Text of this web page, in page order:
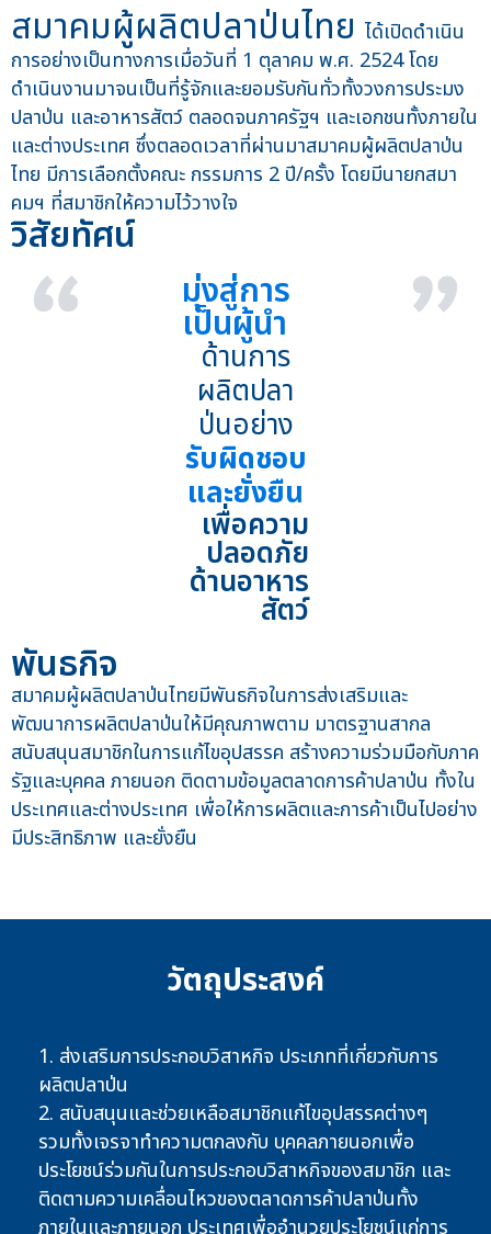
สมาคมผู้ผลิตปลาป่นไทย ได้เปิดดำเนิน
การอย่างเป็นทางการเมื่อวันที่ 1 ตุลาคม พ.ศ. 2524 โดย
ดำเนินงานมาจนเป็นที่รู้จักและยอมรับกันทั่วทั้งวงการประมง
ปลาป่น และอาหารสัตว์ ตลอดจนภาครัฐฯ และเอกชนทั้งภายใน
และต่างประเทศ ซึ่งตลอดเวลาที่ผ่านมาสมาคมผู้ผลิตปลาป่น
ไทย มีการเลือกตั้งคณะ กรรมการ 2 ปี/ครั้ง โดยมีนายกสมา
คมฯ ที่สมาชิกให้ความไว้วางใจ
วิสัยทัศน์​
มุ่งสู่การ
เป็นผู้นำ
ด้านการ
ผลิตปลา
ป่นอย่าง
รับผิดชอบ
และยั่งยืน
เพื่อความ
ปลอดภัย
ด้านอาหาร
สัตว์​
พันธกิจ
สมาคมผู้ผลิตปลาป่นไทยมีพันธกิจในการส่งเสริมและ
พัฒนาการผลิตปลาป่นให้มีคุณภาพตาม มาตรฐานสากล
สนับสนุนสมาชิกในการแก้ไขอุปสรรค สร้างความร่วมมือกับภาค
รัฐและบุคคล ภายนอก ติดตามข้อมูลตลาดการค้าปลาป่น ทั้งใน
ประเทศและต่างประเทศ เพื่อให้การผลิตและการค้าเป็นไปอย่าง
มีประสิทธิภาพ และยั่งยืน
วัตถุประสงค์
1. ส่งเสริมการประกอบวิสาหกิจ ประเภทที่เกี่ยวกับการ
ผลิตปลาป่น
2. สนับสนุนและช่วยเหลือสมาชิกแก้ไขอุปสรรคต่างๆ
รวมทั้งเจรจาทำความตกลงกับ บุคคลภายนอกเพื่อ
ประโยชน์ร่วมกันในการประกอบวิสาหกิจของสมาชิก และ
ติดตามความเคลื่อนไหวของตลาดการค้าปลาป่นทั้ง